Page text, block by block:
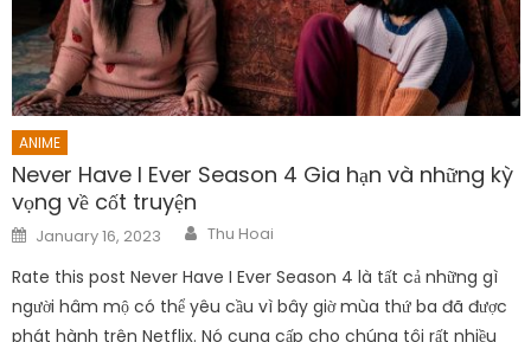
ANIME
Never Have I Ever Season 4 Gia hạn và những kỳ
vọng về cốt truyện
Posted
on
January 16, 2023 Author
Thu Hoai
Rate this post Never Have I Ever Season 4 là tất cả những gì
người hâm mộ có thể yêu cầu vì bây giờ mùa thứ ba đã được
phát hành trên Netflix. Nó cung cấp cho chúng tôi rất nhiều